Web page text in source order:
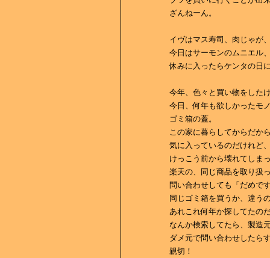
ざんねーん。
イヴはマス寿司、肉じゃが
今日はサーモンのムニエル
休みに入ったらケンタの日
今年、色々と買い物をした
今日、何年も欲しかったモ
ゴミ箱の蓋。
この家に暮らしてからだか
気に入っているのだけれど
けっこう前から壊れてしま
楽天の、同じ商品を取り扱
問い合わせしても「だめで
同じゴミ箱を買うか、違う
あれこれ何年か探してたの
なんか検索してたら、製造
ダメ元で問い合わせしたら
親切！